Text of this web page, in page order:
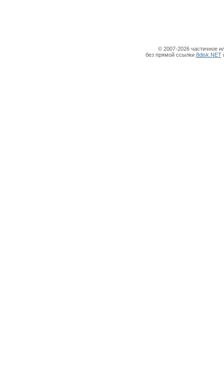
© 2007-2026 частичное
без прямой ссылки 8disk.NET